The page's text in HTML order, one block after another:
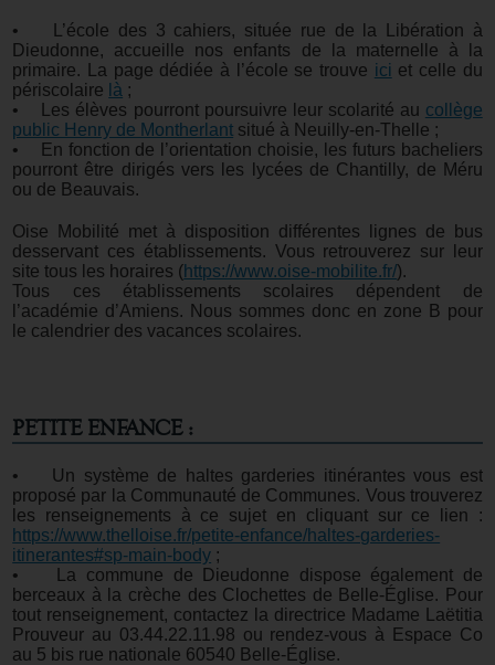
• L’école des 3 cahiers, située rue de la Libération à
Dieudonne, accueille nos enfants de la maternelle à la
primaire. La page dédiée à l’école se trouve ici et celle du
périscolaire là ;
• Les élèves pourront poursuivre leur scolarité au collège
public Henry de Montherlant situé à Neuilly-en-Thelle ;
• En fonction de l’orientation choisie, les futurs bacheliers
pourront être dirigés vers les lycées de Chantilly, de Méru
ou de Beauvais.
Oise Mobilité met à disposition différentes lignes de bus
desservant ces établissements. Vous retrouverez sur leur
site tous les horaires (https://www.oise-mobilite.fr/).
Tous ces établissements scolaires dépendent de
l’académie d’Amiens. Nous sommes donc en zone B pour
le calendrier des vacances scolaires.
PETITE ENFANCE :
• Un système de haltes garderies itinérantes vous est
proposé par la Communauté de Communes. Vous trouverez
les renseignements à ce sujet en cliquant sur ce lien :
https://www.thelloise.fr/petite-enfance/haltes-garderies-
itinerantes#sp-main-body ;
• La commune de Dieudonne dispose également de
berceaux à la crèche des Clochettes de Belle-Église. Pour
tout renseignement, contactez la directrice Madame Laëtitia
Prouveur au 03.44.22.11.98 ou rendez-vous à Espace Co
au 5 bis rue nationale 60540 Belle-Église.